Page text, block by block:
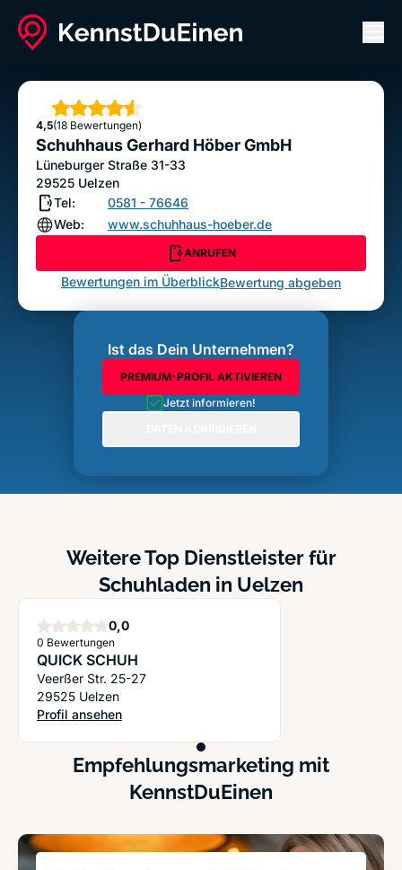
Schuhhaus Gerhard Höber GmbH
Bewertung abgeben
4,5
Sterne
(18 Bewertungen)
Schuhhaus Gerhard Höber GmbH
Lüneburger Straße 31-33
29525 Uelzen
Tel:
0581 - 76646
Web:
www.schuhhaus-hoeber.de
ANRUFEN
Bewertungen im ÜberblickBewertung abgeben
Ist das Dein Unternehmen?
PREMIUM-PROFIL AKTIVIEREN
Jetzt informieren!
Weitere Top Dienstleister für
Schuhladen in Uelzen
0,0Sterne
0 Bewertungen
QUICK SCHUH
Veerßer Str. 25-27
29525 Uelzen
Profil ansehen
: QUICK SCHUH
Empfehlungsmarketing mit
KennstDuEinen